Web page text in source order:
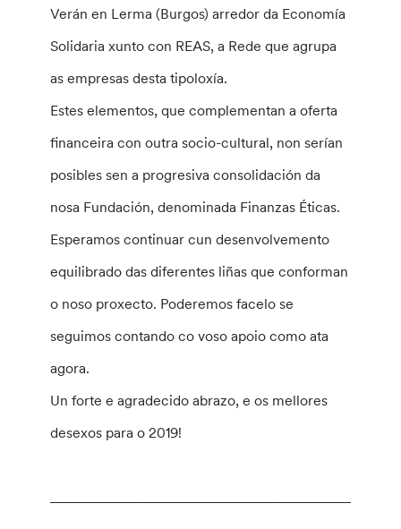
Verán en Lerma (Burgos) arredor da Economía
Solidaria xunto con REAS, a Rede que agrupa
as empresas desta tipoloxía.
Estes elementos, que complementan a oferta
financeira con outra socio-cultural, non serían
posibles sen a progresiva consolidación da
nosa Fundación, denominada Finanzas Éticas.
Esperamos continuar cun desenvolvemento
equilibrado das diferentes liñas que conforman
o noso proxecto. Poderemos facelo se
seguimos contando co voso apoio como ata
agora.
Un forte e agradecido abrazo, e os mellores
desexos para o 2019!